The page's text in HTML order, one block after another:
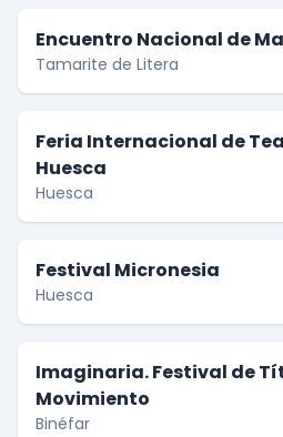
Encuentro Nacional de
Tamarite de Litera
Feria Internacional de
Huesca
Huesca
Festival Micronesia
Huesca
Imaginaria. Festival de
Movimiento
Binéfar